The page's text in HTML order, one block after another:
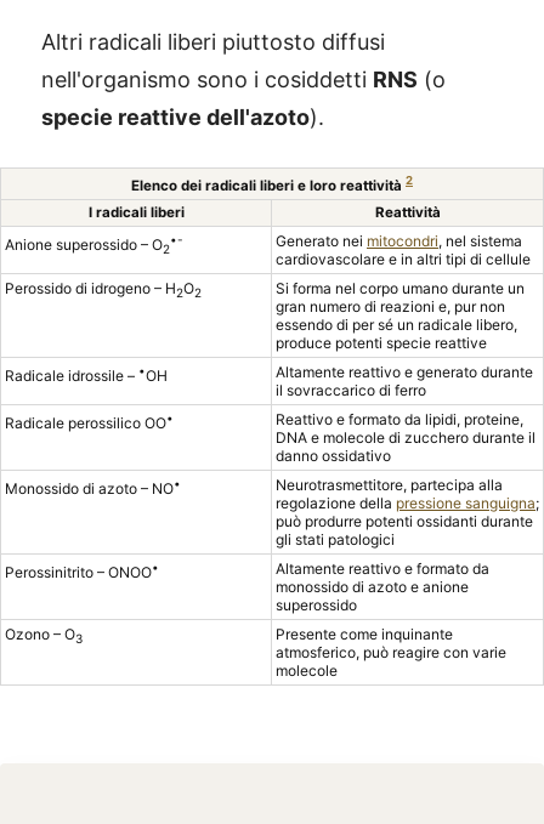
Altri radicali liberi piuttosto diffusi
nell'organismo sono i cosiddetti RNS (o
specie reattive dell'azoto).
Elenco dei radicali liberi e loro reattività 2
I radicali liberi Reattività
Anione superossido – O2
•- Generato nei mitocondri, nel sistema
cardiovascolare e in altri tipi di cellule
Perossido di idrogeno – H2O2
Si forma nel corpo umano durante un
gran numero di reazioni e, pur non
essendo di per sé un radicale libero,
produce potenti specie reattive
Radicale idrossile – •OH
Altamente reattivo e generato durante
il sovraccarico di ferro
Radicale perossilico OO•
Reattivo e formato da lipidi, proteine,
DNA e molecole di zucchero durante il
danno ossidativo
Monossido di azoto – NO•
Neurotrasmettitore, partecipa alla
regolazione della pressione sanguigna;
può produrre potenti ossidanti durante
gli stati patologici
Perossinitrito – ONOO•
Altamente reattivo e formato da
monossido di azoto e anione
superossido
Ozono – O3
Presente come inquinante
atmosferico, può reagire con varie
molecole